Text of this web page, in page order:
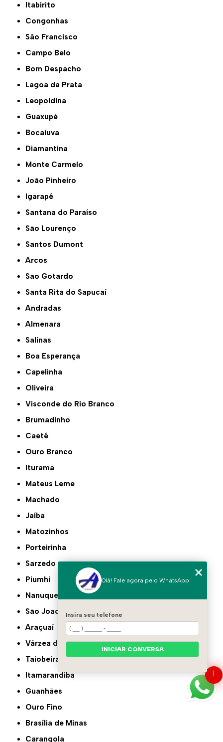
Itabirito
Congonhas
São Francisco
Campo Belo
Bom Despacho
Lagoa da Prata
Leopoldina
Guaxupé
Bocaiuva
Diamantina
Monte Carmelo
João Pinheiro
Igarapé
Santana do Paraíso
São Lourenço
Santos Dumont
Arcos
São Gotardo
Santa Rita do Sapucaí
Andradas
Almenara
Salinas
Boa Esperança
Capelinha
Oliveira
Visconde do Rio Branco
Brumadinho
Caeté
Ouro Branco
Iturama
Mateus Leme
Machado
Jaíba
Matozinhos
Porteirinha
Sarzedo
Piumhi
Nanuque
São Joaquim de Bicas
Araçuaí
Várzea da Palma
Taiobeiras
Itamarandiba
Guanhães
Ouro Fino
Brasília de Minas
Carangola
1
Olá! Fale agora pelo WhatsApp
Insira seu telefone
INICIAR CONVERSA